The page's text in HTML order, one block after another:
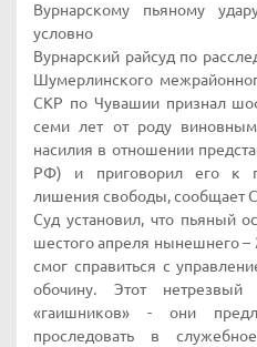
Вурнарскому пьяному
условно
Вурнарский райсуд по
Шумерлинского
СКР по Чувашии признал
семи лет от роду
насилия в отношении
РФ) и приговорил его к
лишения свободы, сообщает
Суд установил, что пьяный
шестого апреля нынешнего –
смог справиться с
обочину. Этот
«гаишников» - они
проследовать в